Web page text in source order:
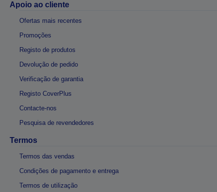
Apoio ao cliente
Ofertas mais recentes
Promoções
Registo de produtos
Devolução de pedido
Verificação de garantia
Registo CoverPlus
Contacte-nos
Pesquisa de revendedores
Termos
Termos das vendas
Condições de pagamento e entrega
Termos de utilização